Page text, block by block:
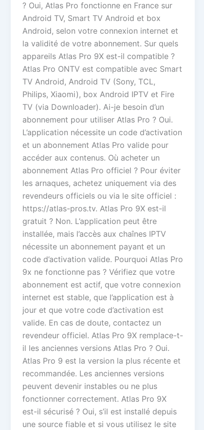
? Oui, Atlas Pro fonctionne en France sur
Android TV, Smart TV Android et box
Android, selon votre connexion internet et
la validité de votre abonnement. Sur quels
appareils Atlas Pro 9X est-il compatible ?
Atlas Pro ONTV est compatible avec Smart
TV Android, Android TV (Sony, TCL,
Philips, Xiaomi), box Android IPTV et Fire
TV (via Downloader). Ai-je besoin d’un
abonnement pour utiliser Atlas Pro ? Oui.
L’application nécessite un code d’activation
et un abonnement Atlas Pro valide pour
accéder aux contenus. Où acheter un
abonnement Atlas Pro officiel ? Pour éviter
les arnaques, achetez uniquement via des
revendeurs officiels ou via le site officiel :
https://atlas-pros.tv. Atlas Pro 9X est-il
gratuit ? Non. L’application peut être
installée, mais l’accès aux chaînes IPTV
nécessite un abonnement payant et un
code d’activation valide. Pourquoi Atlas Pro
9x ne fonctionne pas ? Vérifiez que votre
abonnement est actif, que votre connexion
internet est stable, que l’application est à
jour et que votre code d’activation est
valide. En cas de doute, contactez un
revendeur officiel. Atlas Pro 9X remplace-t-
il les anciennes versions Atlas Pro ? Oui.
Atlas Pro 9 est la version la plus récente et
recommandée. Les anciennes versions
peuvent devenir instables ou ne plus
fonctionner correctement. Atlas Pro 9X
est-il sécurisé ? Oui, s’il est installé depuis
une source fiable et si vous utilisez le site